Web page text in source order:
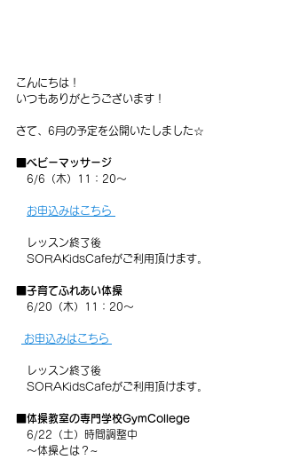
こんにちは！
いつもありがとうございます！
さて、6月の予定を公開いたしました☆
■ベビーマッサージ
6/6（木）11：20～
お申込みはこちら
   レッスン終了後
SORAKidsCafeがご利用頂けます。
■子育てふれあい体操
6/20（木）11：20～
お申込みはこちら
レッスン終了後
SORAKidsCafeがご利用頂けます。
体操教室の専門学校GymCollege
6/22（土）時間調整中
～体操とは？~